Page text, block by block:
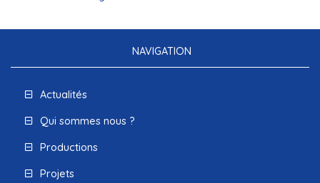
NAVIGATION
Actualités
Qui sommes nous ?
Productions
Projets